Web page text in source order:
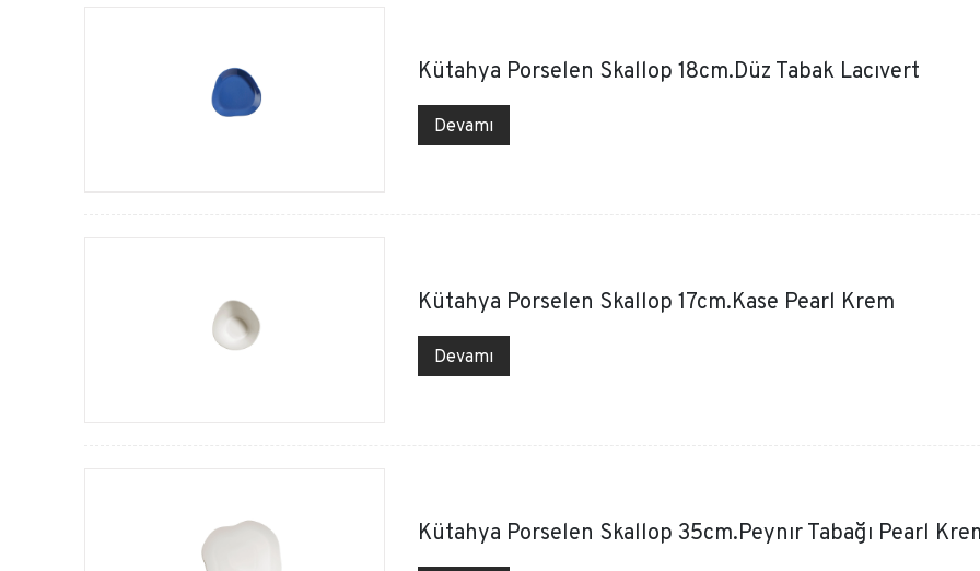
Kütahya Porselen Skallop 18cm.Düz Tabak Lacıvert
Devamı
Kütahya Porselen Skallop 17cm.Kase Pearl Krem
Devamı
Kütahya Porselen Skallop 35cm.Peynır Tabağı Pearl